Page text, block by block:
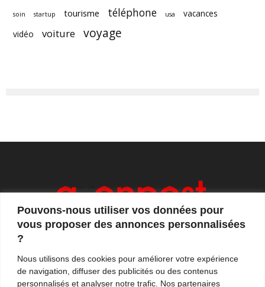
Pouvons-nous utiliser vos données pour
vous proposer des annonces personnalisées
?
Nous utilisons des cookies pour améliorer votre expérience
de navigation, diffuser des publicités ou des contenus
personnalisés et analyser notre trafic. Nos partenaires
soin startup tourisme téléphone usa
vacances
vidéo
voiture voyage
et de tendances. Notre équipe de journalistes vous
propose quotidiennement de suivre l'actualité en